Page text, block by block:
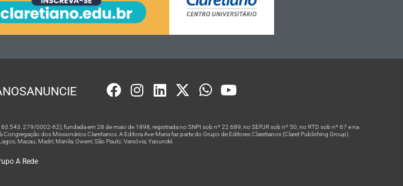
ANUNCIE
60.543. 279/0002-62), fundada em 28 de maio de 1898, registrada no SNPI sob nº 22.689, no SEPJR sob nº 50, no RTD sob nº 67 e na
dos Missionários Claretianos. A Editora Ave-Maria faz parte do Grupo de Editores Claretianos (Claret Publishing Group).
Macau; Madri; Manila; Owerri; São Paulo; Varsóvia; Yaoundé.
A Rede